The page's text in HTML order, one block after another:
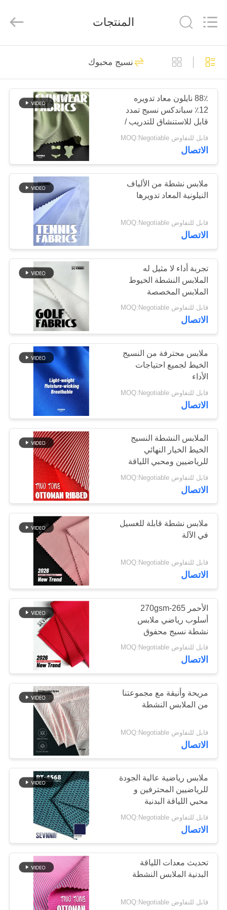
منزل،
بيت
منتجات
عرض
الواقع
الافتراضي
معلومات
جولة
في
المعمل
مراقبة
الجودة
اتصل
أخبار
حالات
خريطة
الموقع
PRIVACY
TEXTILE.
أقمشة الملابس المعاد
تدويرها
313
أقمشة نايلون معاد
تدويرها
150
أقمشة بوليستر معاد
تدويره
117
أقمشة ليكرا المعاد
تدويرها
72
نسيج Repreve
64
الايكولوجية ودية
ملابس السباحة
النسيج
105
نسيج محبوك
170
نسيج ملابس اليوغا
164
المنتجات
نسيج محبوك
88٪ نايلون معاد تدويره
12٪ سباندكس نسيج تمدد
قابل للاستنشاق للتدريب /
اللياقة البدنية
قابل للتفاوض MOQ:Negotiable
الاتصال
ملابس نشطة من الألياف
النيلونية المعاد تدويرها
قابل للتفاوض MOQ:Negotiable
الاتصال
تجربة أداء لا مثيل له
الملابس النشطة الخيوط
الملابس المخصصة
قابل للتفاوض MOQ:Negotiable
الاتصال
ملابس محترفة من النسيج
الخيط لجميع احتياجات
الأداء
قابل للتفاوض MOQ:Negotiable
الاتصال
الملابس النشطة النسيج
الخيط الخيار النهائي
للرياضيين ومحبي اللياقة
البدنية
قابل للتفاوض MOQ:Negotiable
الاتصال
ملابس نشطة قابلة للغسيل
في الآلة
قابل للتفاوض MOQ:Negotiable
الاتصال
الأحمر 265-270gsm
أسلوب رياضي ملابس
نشطة نسيج محفوق
لأعمال الملابس
قابل للتفاوض MOQ:Negotiable
الاتصال
مريحة وأنيقة مع مجموعتنا
من الملابس النشطة
قابل للتفاوض MOQ:Negotiable
الاتصال
ملابس رياضية عالية الجودة
للرياضيين المحترفين و
محبي اللياقة البدنية
قابل للتفاوض MOQ:Negotiable
الاتصال
تحديث معدات اللياقة
البدنية الملابس النشطة
قابل للتفاوض MOQ:Negotiable